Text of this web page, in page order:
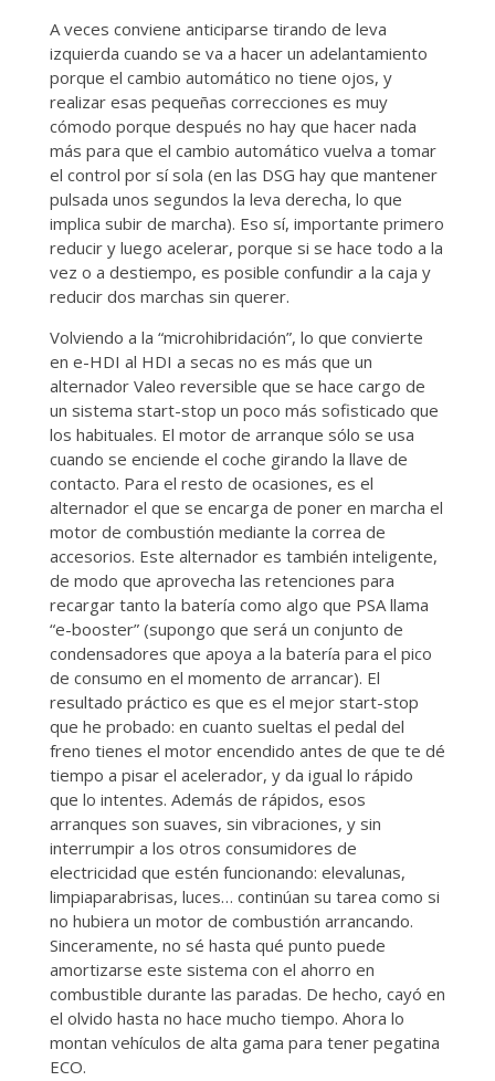
A veces conviene anticiparse tirando de leva
izquierda cuando se va a hacer un adelantamiento
porque el cambio automático no tiene ojos, y
realizar esas pequeñas correcciones es muy
cómodo porque después no hay que hacer nada
más para que el cambio automático vuelva a tomar
el control por sí sola (en las DSG hay que mantener
pulsada unos segundos la leva derecha, lo que
implica subir de marcha). Eso sí, importante primero
reducir y luego acelerar, porque si se hace todo a la
vez o a destiempo, es posible confundir a la caja y
reducir dos marchas sin querer.
Volviendo a la “microhibridación”, lo que convierte
en e-HDI al HDI a secas no es más que un
alternador Valeo reversible que se hace cargo de
un sistema start-stop un poco más sofisticado que
los habituales. El motor de arranque sólo se usa
cuando se enciende el coche girando la llave de
contacto. Para el resto de ocasiones, es el
alternador el que se encarga de poner en marcha el
motor de combustión mediante la correa de
accesorios. Este alternador es también inteligente,
de modo que aprovecha las retenciones para
recargar tanto la batería como algo que PSA llama
“e-booster” (supongo que será un conjunto de
condensadores que apoya a la batería para el pico
de consumo en el momento de arrancar). El
resultado práctico es que es el mejor start-stop
que he probado: en cuanto sueltas el pedal del
freno tienes el motor encendido antes de que te dé
tiempo a pisar el acelerador, y da igual lo rápido
que lo intentes. Además de rápidos, esos
arranques son suaves, sin vibraciones, y sin
interrumpir a los otros consumidores de
electricidad que estén funcionando: elevalunas,
limpiaparabrisas, luces… continúan su tarea como si
no hubiera un motor de combustión arrancando.
Sinceramente, no sé hasta qué punto puede
amortizarse este sistema con el ahorro en
combustible durante las paradas. De hecho, cayó en
el olvido hasta no hace mucho tiempo. Ahora lo
montan vehículos de alta gama para tener pegatina
ECO.